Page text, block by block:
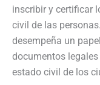
inscribir y certificar
civil de las
desempeña un
documentos
estado civil de los